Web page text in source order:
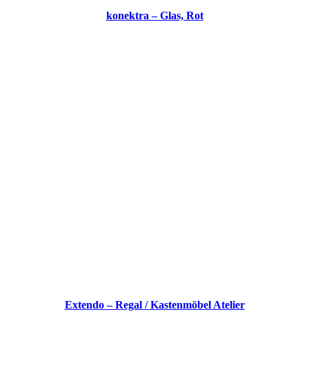
konektra – Glas, Rot
Extendo – Regal / Kastenmöbel Atelier